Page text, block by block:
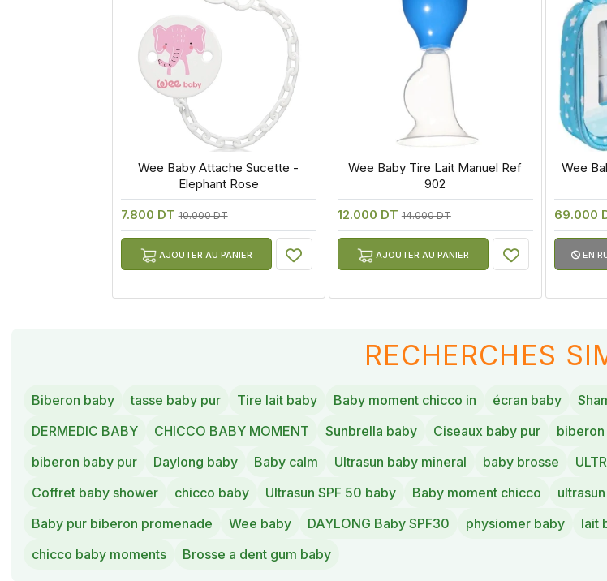
Wee Baby Attache Sucette -
Elephant Rose
7.800 DT10.000 DT
AJOUTER AU PANIER
Wee Baby Tire Lait Manuel Ref
902
12.000 DT14.000 DT
AJOUTER AU PANIER
Wee
69.000
EN
RECHERCHES
Biberon baby tasse baby pur Tire lait baby Baby moment chicco in écran baby
DERMEDIC BABY
CHICCO BABY MOMENT Sunbrella baby Ciseaux baby pur
biberon baby pur
Daylong baby Baby calm Ultrasun baby mineral baby brosse
Coffret baby shower
chicco baby Ultrasun SPF 50 baby Baby moment chicco
Baby pur biberon promenade
Wee baby DAYLONG Baby SPF30 physiomer baby lait
chicco baby moments
Brosse a dent gum baby